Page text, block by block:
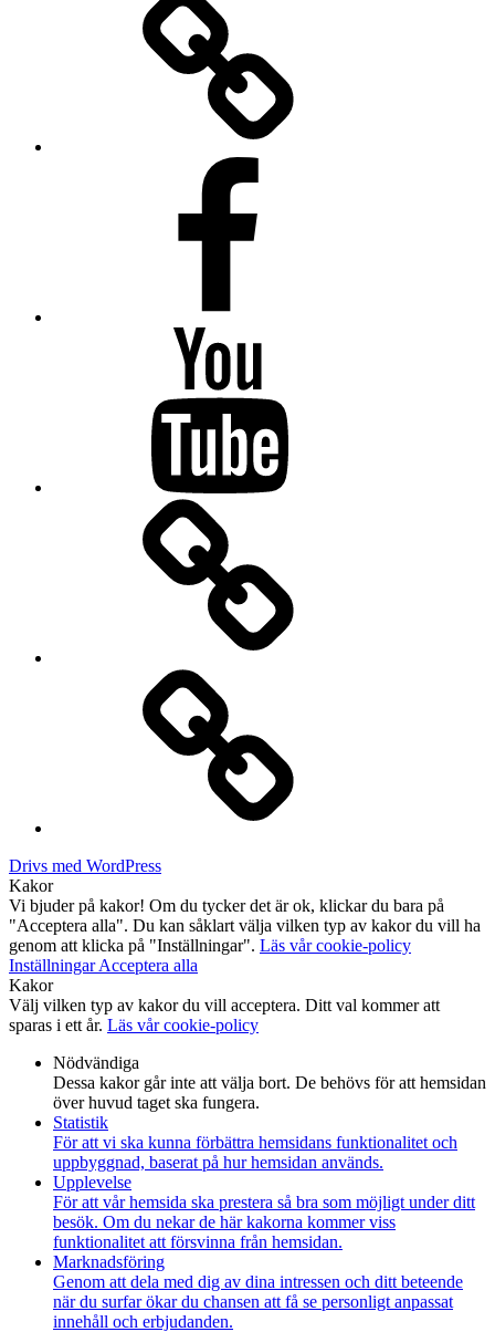
Drivs med WordPress
Kakor
Vi bjuder på kakor! Om du tycker det är ok, klickar du bara på
"Acceptera alla". Du kan såklart välja vilken typ av kakor du vill ha
genom att klicka på "Inställningar". Läs vår cookie-policy
InställningarAcceptera alla
Kakor
Välj vilken typ av kakor du vill acceptera. Ditt val kommer att
sparas i ett år. Läs vår cookie-policy
Nödvändiga
Dessa kakor går inte att välja bort. De behövs för att hemsidan
över huvud taget ska fungera.
Statistik
För att vi ska kunna förbättra hemsidans funktionalitet och
uppbyggnad, baserat på hur hemsidan används.
Upplevelse
För att vår hemsida ska prestera så bra som möjligt under ditt
besök. Om du nekar de här kakorna kommer viss
funktionalitet att försvinna från hemsidan.
Marknadsföring
Genom att dela med dig av dina intressen och ditt beteende
när du surfar ökar du chansen att få se personligt anpassat
innehåll och erbjudanden.